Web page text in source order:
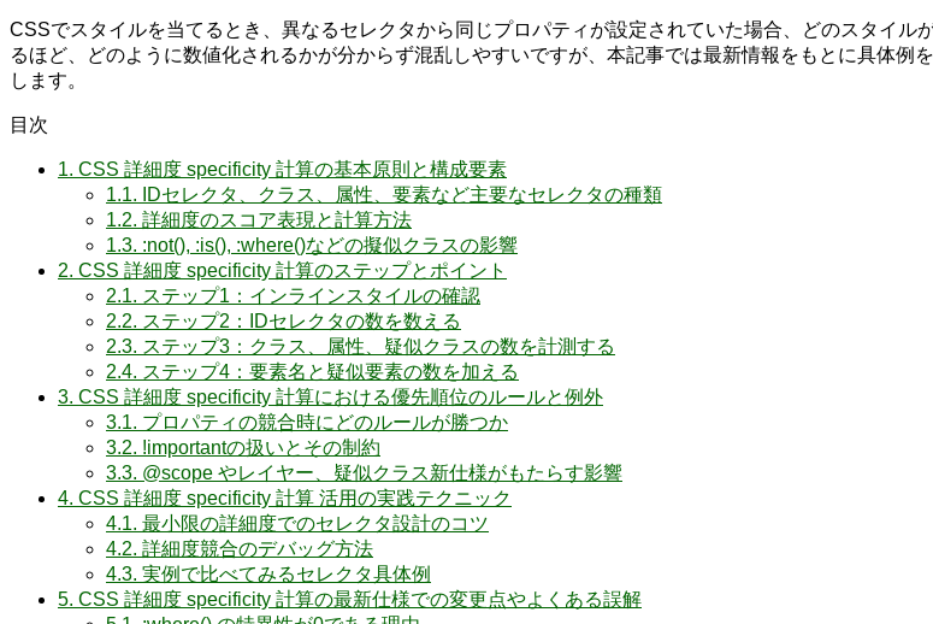
CSSでスタイルを当てるとき、異なるセレクタから同じプロパティが設定されていた場合、どのスタイ
るほど、どのように数値化されるかが分からず混乱しやすいですが、本記事では最新情報をもとに具体
します。
目次
1. CSS 詳細度 specificity 計算の基本原則と構成要素
1.1. IDセレクタ、クラス、属性、要素など主要なセレクタの種類
1.2. 詳細度のスコア表現と計算方法
1.3. :not(), :is(), :where()などの擬似クラスの影響
2. CSS 詳細度 specificity 計算のステップとポイント
2.1. ステップ1：インラインスタイルの確認
2.2. ステップ2：IDセレクタの数を数える
2.3. ステップ3：クラス、属性、疑似クラスの数を計測する
2.4. ステップ4：要素名と疑似要素の数を加える
3. CSS 詳細度 specificity 計算における優先順位のルールと例外
3.1. プロパティの競合時にどのルールが勝つか
3.2. !importantの扱いとその制約
3.3. @scope やレイヤー、疑似クラス新仕様がもたらす影響
4. CSS 詳細度 specificity 計算 活用の実践テクニック
4.1. 最小限の詳細度でのセレクタ設計のコツ
4.2. 詳細度競合のデバッグ方法
4.3. 実例で比べてみるセレクタ具体例
5. CSS 詳細度 specificity 計算の最新仕様での変更点やよくある誤解